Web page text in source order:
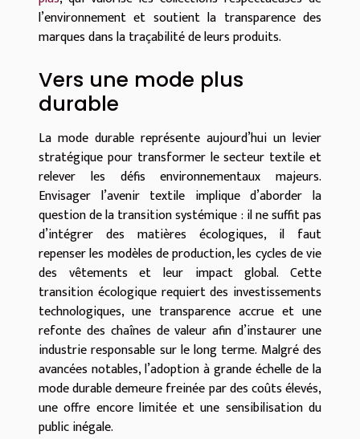
l’environnement et soutient la transparence des
marques dans la traçabilité de leurs produits.
Vers une mode plus
durable
La mode durable représente aujourd’hui un levier
stratégique pour transformer le secteur textile et
relever les défis environnementaux majeurs.
Envisager l’avenir textile implique d’aborder la
question de la transition systémique : il ne suffit pas
d’intégrer des matières écologiques, il faut
repenser les modèles de production, les cycles de vie
des vêtements et leur impact global. Cette
transition écologique requiert des investissements
technologiques, une transparence accrue et une
refonte des chaînes de valeur afin d’instaurer une
industrie responsable sur le long terme. Malgré des
avancées notables, l’adoption à grande échelle de la
mode durable demeure freinée par des coûts élevés,
une offre encore limitée et une sensibilisation du
public inégale.